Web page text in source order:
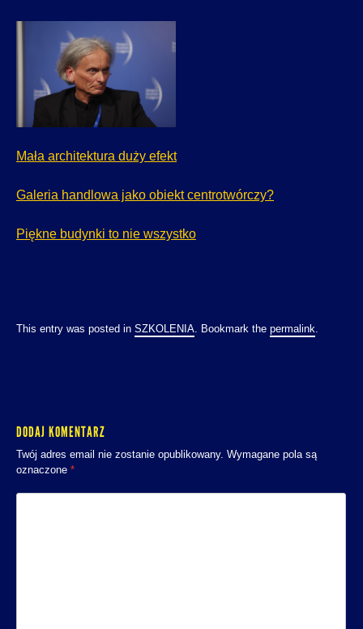
Mała architektura duży efekt
Galeria handlowa jako obiekt centrotwórczy?
Piękne budynki to nie wszystko
This entry was posted in SZKOLENIA . Bookmark the permalink
DODAJ KOMENTARZ
Twój adres email nie zostanie opublikowany. Wymagane pola są
oznaczone *